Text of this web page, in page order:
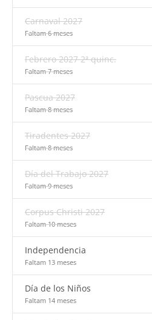
Carnaval 2027
Faltam 6 meses
Febrero 2027 2ª quinc.
Faltam 7 meses
Pascua 2027
Faltam 8 meses
Tiradentes 2027
Faltam 8 meses
Día del Trabajo 2027
Faltam 9 meses
Corpus Christi 2027
Faltam 10 meses
Independencia
Faltam 13 meses
Día de los Niños
Faltam 14 meses